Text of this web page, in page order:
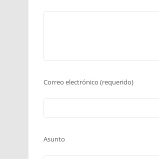
Correo electrónico (requerido)
Asunto